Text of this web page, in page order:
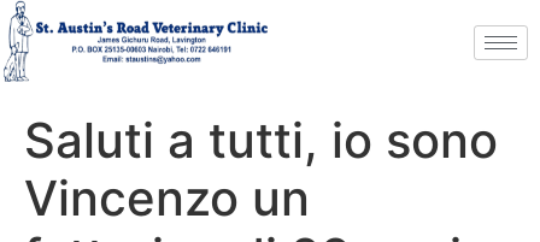
Saluti a tutti, io sono
Vincenzo un